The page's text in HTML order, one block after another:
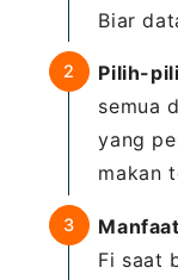
Biar
Pilih-
semua
yang
makan
Fi saat